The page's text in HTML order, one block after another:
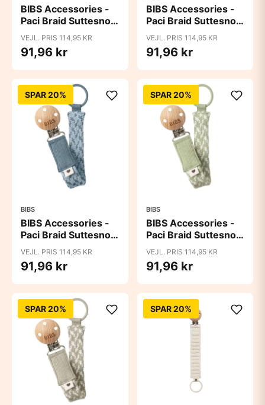
BIBS Accessories -
Paci Braid Suttesnor
- Ivory/Vanilla
VEJL. PRIS 114,95 KR
91,96 kr
BIBS Accessories -
Paci Braid Suttesnor
- Pale Butter/Ivory
VEJL. PRIS 114,95 KR
91,96 kr
SPAR 20%
BIBS
BIBS Accessories -
Paci Braid Suttesnor
- Petrol/Baby Blue
VEJL. PRIS 114,95 KR
91,96 kr
SPAR 20%
BIBS
BIBS Accessories -
Paci Braid Suttesnor
- Sage/Ivory
VEJL. PRIS 114,95 KR
91,96 kr
SPAR 20% SPAR 20%